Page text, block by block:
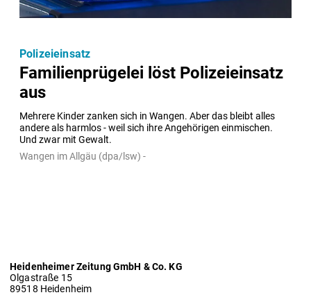
Familienprügelei löst Polizeieinsatz
aus
Mehrere Kinder zanken sich in Wangen. Aber das bleibt alles
andere als harmlos - weil sich ihre Angehörigen einmischen.
Und zwar mit Gewalt.
Polizeieinsatz
Wangen im Allgäu (dpa/lsw) -
Heidenheimer Zeitung GmbH & Co. KG
Olgastraße 15
89518 Heidenheim